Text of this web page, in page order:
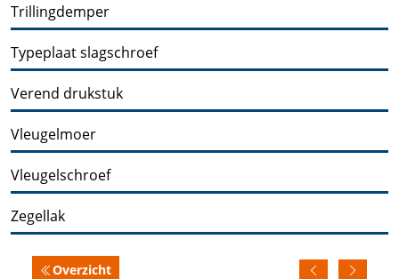
Trillingdemper
Typeplaat slagschroef
Verend drukstuk
Vleugelmoer
Vleugelschroef
Zegellak
Overzicht